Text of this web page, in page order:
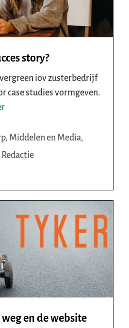
story?
iov zusterbedrijf
case studies vormgeven.
, Middelen en Media,
en de website